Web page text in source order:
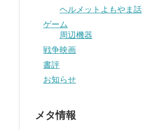
ヘルメットよもやま話
ゲーム
周辺機器
戦争映画
書評
お知らせ
メタ情報